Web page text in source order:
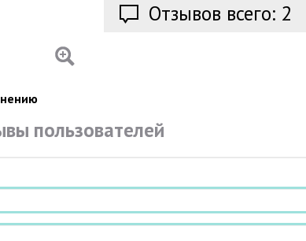
Отзывов всего: 2
пользователей